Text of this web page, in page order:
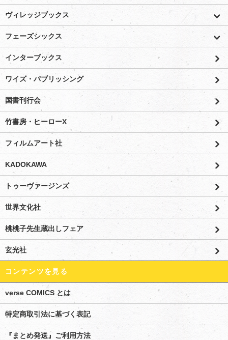
ヴィレッジブックス
フェーズシックス
インターブックス
ワイズ・パブリッシング
国書刊行会
竹書房・ヒーローX
フィルムアート社
KADOKAWA
トゥーヴァージンズ
世界文化社
桃桃子先生蔵出しフェア
玄光社
コンテンツを見る
verse COMICS とは
特定商取引法に基づく表記
『まとめ発送』ご利用方法